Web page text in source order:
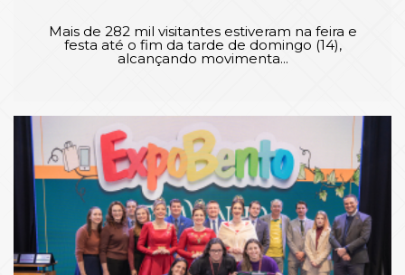
Mais de 282 mil visitantes estiveram na feira e
festa até o fim da tarde de domingo (14),
alcançando movimenta...